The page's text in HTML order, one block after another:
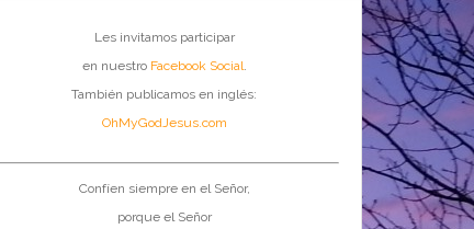
Les invitamos participar
en nuestro Facebook Social.
También publicamos en inglés:
OhMyGodJesus.com
Confíen siempre en el Señor,
porque el Señor